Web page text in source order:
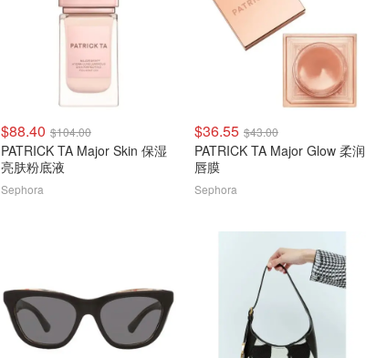
$88.40 $104.00
PATRICK TA Major Skin 保湿
亮肤粉底液
Sephora
$36.55 $43.00
PATRICK TA Major Glow 柔润
唇膜
Sephora